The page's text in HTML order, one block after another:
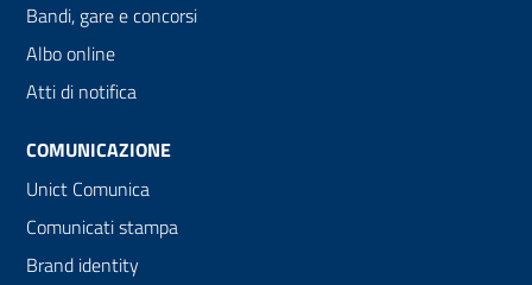
Bandi, gare e concorsi
Albo online
Atti di notifica
COMUNICAZIONE
Unict Comunica
Comunicati stampa
Brand identity